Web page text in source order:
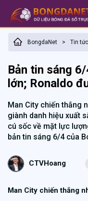
BongdaNet > Tin tức
Bản tin sáng
lớn; Ronaldo
Man City chiến thắng
giành danh hiệu xuất
cú sốc về mặt lực
bản tin sáng 6/4 của
CTVHoang
Man City chiến thắng